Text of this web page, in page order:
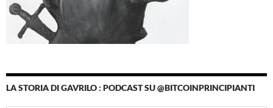
LA STORIA DI GAVRILO : PODCAST SU @BITCOINPRINCIPIANTI